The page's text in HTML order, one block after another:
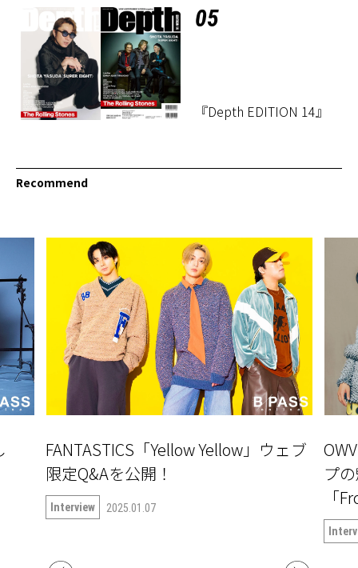
05
『Depth EDITION 14』
Recommend
FANTASTICS「Yellow Yellow」ウェブ
限定Q&Aを公開！
Interview 2025.01.07
プ
「